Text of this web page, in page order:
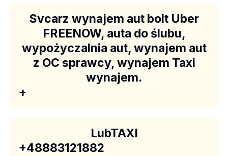
Svcarz wynajem aut bolt Uber
FREENOW, auta do ślubu,
wypożyczalnia aut, wynajem aut
z OC sprawcy, wynajem Taxi
wynajem.
+
LubTAXI
+48883121882